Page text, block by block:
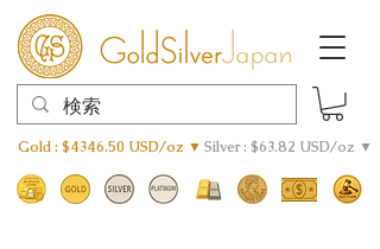
Gold : $4346.50 USD/oz ▼ Silver : $63.82 USD/oz ▼